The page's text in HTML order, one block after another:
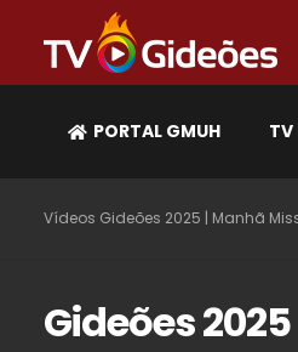
PORTAL GMUH TV
Vídeos Gideões 2025 | Manhã
Gideões